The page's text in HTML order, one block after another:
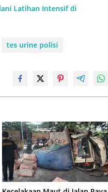
Latihan Intensif di
tes urine polisi